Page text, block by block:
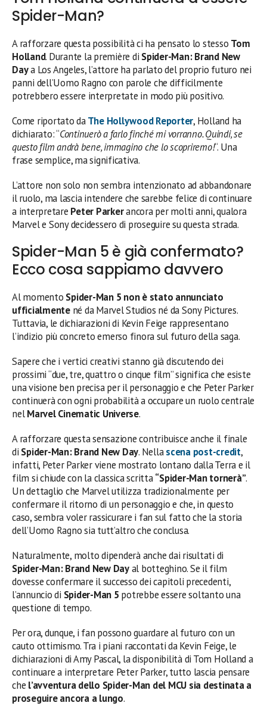
Spider-Man?
A rafforzare questa possibilità ci ha pensato lo stesso Tom
Holland. Durante la première di Spider-Man: Brand New
Daya Los Angeles, l’attore ha parlato del proprio futuro nei
panni dell’Uomo Ragno con parole che difficilmente
potrebbero essere interpretate in modo più positivo.
Come riportato daThe Hollywood Reporter, Holland ha
dichiarato: “Continuerò a farlo finché mi vorranno. Quindi, se
questo film andrà bene, immagino che lo scopriremo!“. Una
frase semplice, ma significativa.
L’attore non solo non sembra intenzionato ad abbandonare
il ruolo, ma lascia intendere che sarebbe felice di continuare
a interpretare Peter Parkerancora per molti anni, qualora
Marvel e Sony decidessero di proseguire su questa strada.
Spider-Man 5 è già confermato?
Ecco cosa sappiamo davvero
Al momento Spider-Man 5 non è stato annunciato
ufficialmentené da Marvel Studios né da Sony Pictures.
Tuttavia, le dichiarazioni di Kevin Feige rappresentano
l’indizio più concreto emerso finora sul futuro della saga.
Sapere che i vertici creativi stanno già discutendo dei
prossimi “due, tre, quattro o cinque film” significa che esiste
una visione ben precisa per il personaggio e che Peter Parker
continuerà con ogni probabilità a occupare un ruolo centrale
nelMarvel Cinematic Universe.
A rafforzare questa sensazione contribuisce anche il finale
di Spider-Man: Brand New Day. Nellascena post-credit,
infatti, Peter Parker viene mostrato lontano dalla Terra e il
film si chiude con la classica scritta“Spider-Man tornerà”.
Un dettaglio che Marvel utilizza tradizionalmente per
confermare il ritorno di un personaggio e che, in questo
caso, sembra voler rassicurare i fan sul fatto che la storia
dell’Uomo Ragno sia tutt’altro che conclusa.
Naturalmente, molto dipenderà anche dai risultati di
Spider-Man: Brand New Dayal botteghino. Se il film
dovesse confermare il successo dei capitoli precedenti,
l’annuncio di Spider-Man 5 potrebbe essere soltanto una
questione di tempo.
Per ora, dunque, i fan possono guardare al futuro con un
cauto ottimismo. Tra i piani raccontati da Kevin Feige, le
dichiarazioni di Amy Pascal, la disponibilità di Tom Holland a
continuare a interpretare Peter Parker, tutto lascia pensare
che l’avventura dello Spider-Man del MCU sia destinata a
proseguire ancora a lungo.